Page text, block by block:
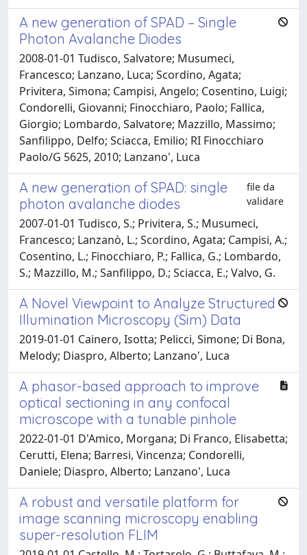
A new generation of SPAD – Single
Photon Avalanche Diodes
2008-01-01 Tudisco, Salvatore; Musumeci,
Francesco; Lanzano, Luca; Scordino, Agata;
Privitera, Simona; Campisi, Angelo; Cosentino, Luigi;
Condorelli, Giovanni; Finocchiaro, Paolo; Fallica,
Giorgio; Lombardo, Salvatore; Mazzillo, Massimo;
Sanfilippo, Delfo; Sciacca, Emilio; RI Finocchiaro
Paolo/G 5625, 2010; Lanzano', Luca
A new generation of SPAD: single
photon avalanche diodes
file da
validare
2007-01-01 Tudisco, S.; Privitera, S.; Musumeci,
Francesco; Lanzanò, L.; Scordino, Agata; Campisi, A.;
Cosentino, L.; Finocchiaro, P.; Fallica, G.; Lombardo,
S.; Mazzillo, M.; Sanfilippo, D.; Sciacca, E.; Valvo, G.
A Novel Viewpoint to Analyze Structured
Illumination Microscopy (Sim) Data
2019-01-01 Cainero, Isotta; Pelicci, Simone; Di Bona,
Melody; Diaspro, Alberto; Lanzano', Luca
A phasor-based approach to improve
optical sectioning in any confocal
microscope with a tunable pinhole
2022-01-01 D'Amico, Morgana; Di Franco, Elisabetta;
Cerutti, Elena; Barresi, Vincenza; Condorelli,
Daniele; Diaspro, Alberto; Lanzano', Luca
A robust and versatile platform for
image scanning microscopy enabling
super-resolution FLIM